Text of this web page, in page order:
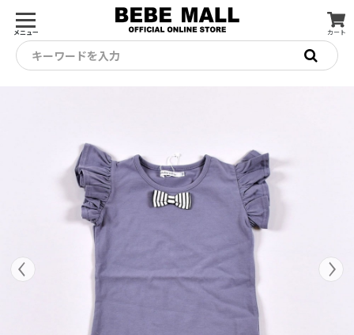
メニュー カート
キーワードを入力